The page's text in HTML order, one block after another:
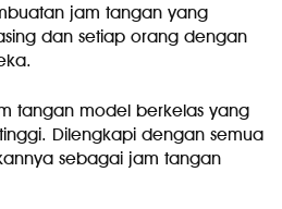
jam tangan yang
dan setiap orang dengan
tangan model berkelas yang
Dilengkapi dengan semua
sebagai jam tangan